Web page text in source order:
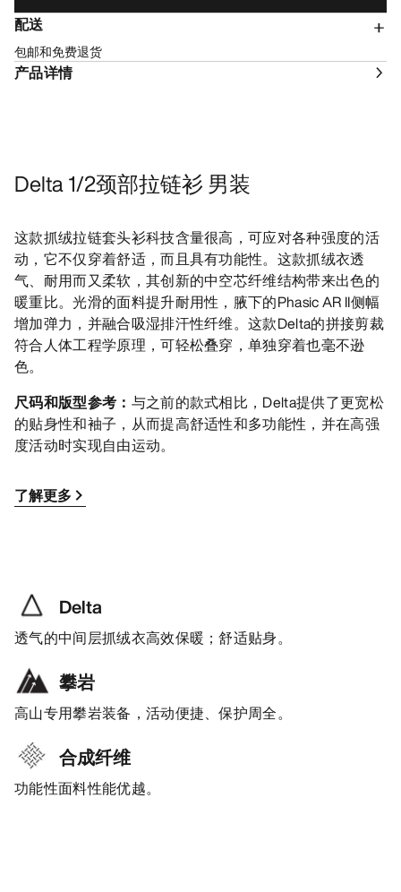
配送
包邮和免费退货
产品详情
Delta 1/2颈部拉链衫 男装
这款抓绒拉链套头衫科技含量很高，可应对各种强度的活
动，它不仅穿着舒适，而且具有功能性。这款抓绒衣透
气、耐用而又柔软，其创新的中空芯纤维结构带来出色的
暖重比。光滑的面料提升耐用性，腋下的Phasic AR II侧幅
增加弹力，并融合吸湿排汗性纤维。这款Delta的拼接剪裁
符合人体工程学原理，可轻松叠穿，单独穿着也毫不逊
色。
尺码和版型参考： 与之前的款式相比，Delta提供了更宽松
的贴身性和袖子，从而提高舒适性和多功能性，并在高强
度活动时实现自由运动。
了解更多
Delta
透气的中间层抓绒衣高效保暖；舒适贴身。
攀岩
高山专用攀岩装备，活动便捷、保护周全。
合成纤维
功能性面料性能优越。